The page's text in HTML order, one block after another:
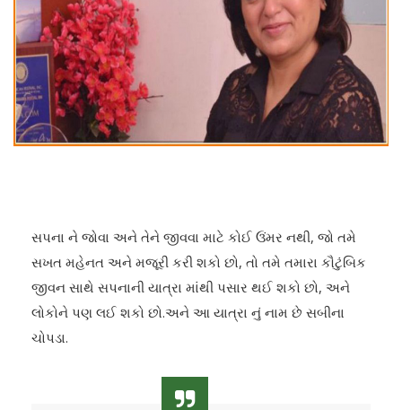
સપના ને જોવા અને તેને જીવવા માટે કોઈ ઉંમર નથી, જો તમે
સખત મહેનત અને મજૂરી કરી શકો છો, તો તમે તમારા કૌટુંબિક
જીવન સાથે સપનાની યાત્રા માંથી પસાર થઈ શકો છો, અને
લોકોને પણ લઈ શકો છો.અને આ યાત્રા નું નામ છે સબીના
ચોપડા.